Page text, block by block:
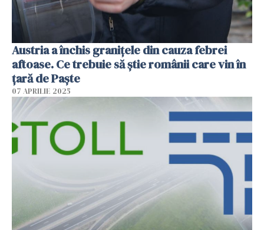
Austria a închis granițele din cauza febrei
aftoase. Ce trebuie să știe românii care vin în
țară de Paște
07 APRILIE 2025